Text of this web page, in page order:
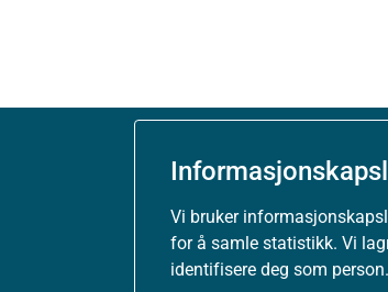
Vi bruker
for å samle statistikk. Vi
identifisere deg som person.
Om nettstedet